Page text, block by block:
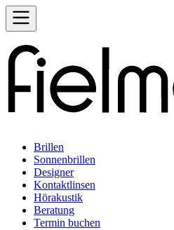
Brillen
Sonnenbrillen
Designer
Kontaktlinsen
Hörakustik
Beratung
Termin buchen